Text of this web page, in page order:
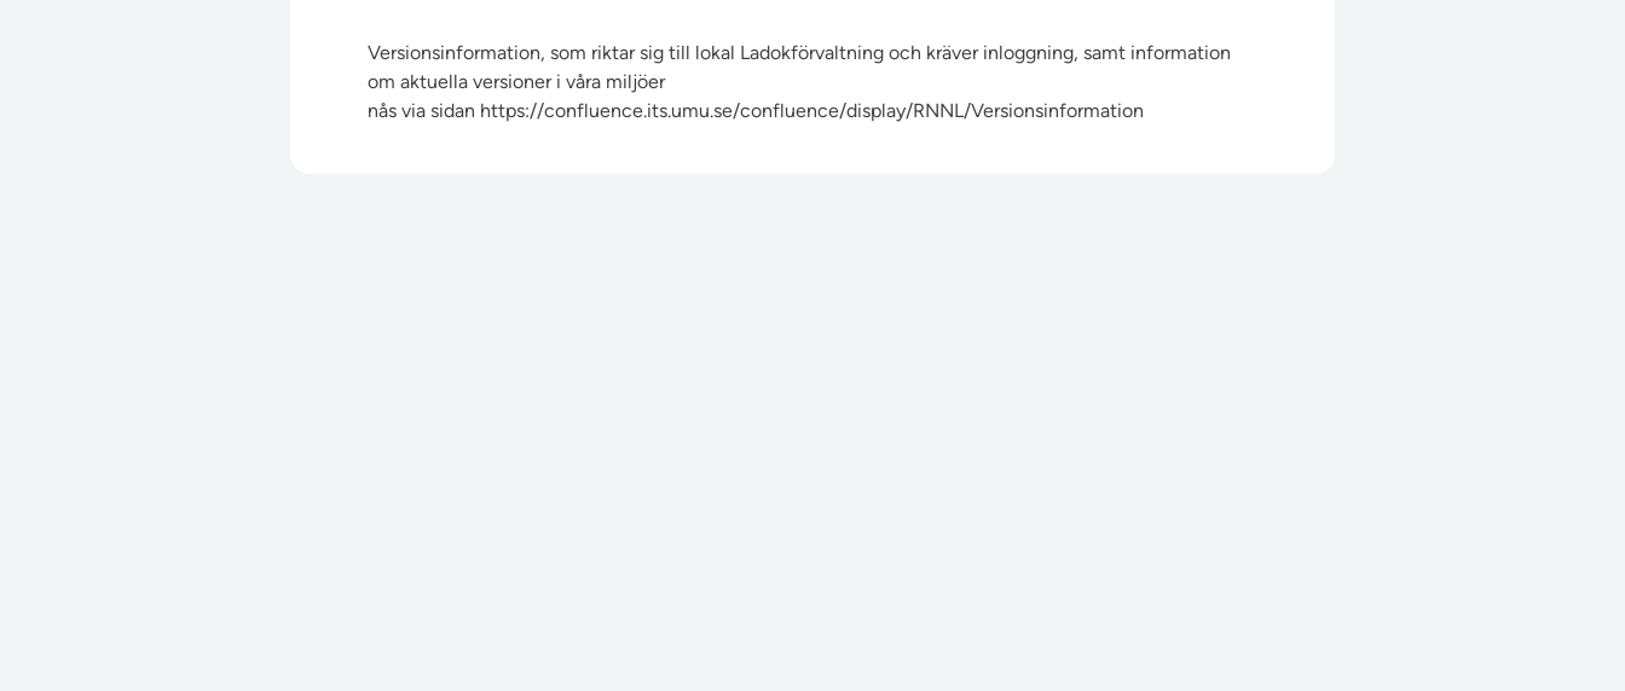
Versionsinformation, som riktar sig till lokal Ladokförvaltning och kräver inloggning, samt information
om aktuella versioner i våra miljöer
nås via sidan https://confluence.its.umu.se/confluence/display/RNNL/Versionsinformation